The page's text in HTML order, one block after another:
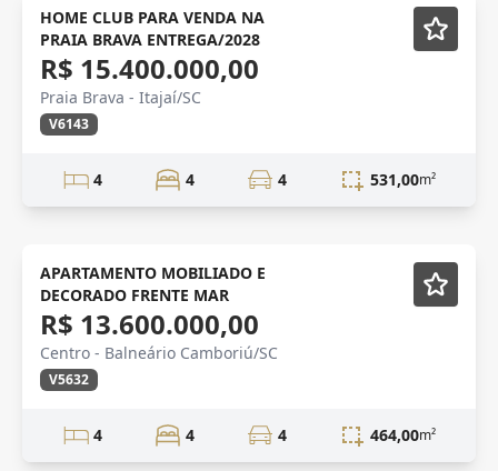
PRAIA BRAVA
HOME CLUB PARA VENDA NA
PRAIA BRAVA ENTREGA/2028
R$ 15.400.000,00
Praia Brava - Itajaí/SC
V6143
4 4 4 531,00m²
VENDA
APARTAMENTO MOBILIADO E
DECORADO FRENTE MAR
R$ 13.600.000,00
Centro - Balneário Camboriú/SC
V5632
4 4 4 464,00m²